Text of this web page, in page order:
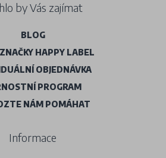
by Vás zajímat
BLOG
HAPPY LABEL
OBJEDNÁVKA
PROGRAM
NÁM POMÁHAT
Informace